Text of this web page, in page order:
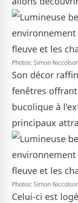
Photos: Simon
Son décor
fenêtres
bucolique à
principaux
Photos: Simon
Celui-ci est